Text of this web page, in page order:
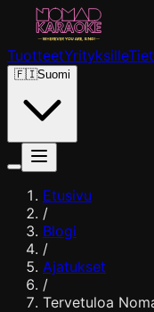
TuotteetYrityksille
🇫🇮Suomi
Etusivu
/
Blogi
/
Ajatukset
/
Tervetuloa